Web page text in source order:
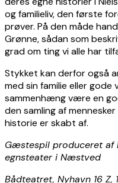
og familieliv, den første
prøver. På den måde
Grønne, sådan som
grad om ting vi alle har
Stykket kan derfor også
med sin familie eller gode
sammenhæng være en
den samling af
historie er skabt af.
Gæstespil produceret af
egnsteater i Næstved
Bådteatret, Nyhavn 16 Z,